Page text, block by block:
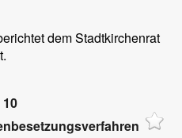
dem Stadtkirchenrat
10